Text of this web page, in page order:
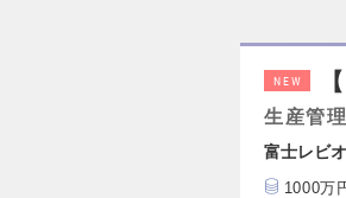
NEW
生産管
富士レビ
1000万